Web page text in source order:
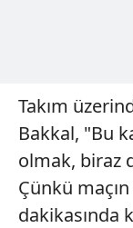
Takım
Bakkal, "Bu
olmak, biraz
Çünkü
dakikasında